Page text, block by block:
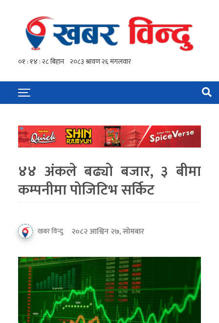
४४ अंकले बढ्यो बजार, ३ बीमा
कम्पनीमा पोजिटिभ सर्किट
खबर विन्दु २०८२ आश्विन २७, सोमबार